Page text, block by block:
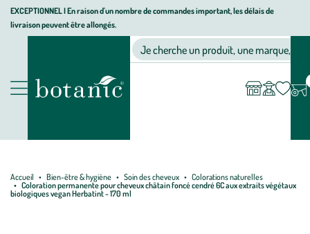
Aller
Aller
au
Aller
au
page
EXCEPTIONNEL I En raison d'un nombre de commandes important, les délais de
livraison peuvent être allongés.
Nos produits
Jardinerie écologique, animalerie, décoration, alimentation bio
Je cherche un produit, une marque, un
compte
Accueil Bien-être & hygiène Soin des cheveux
Colorations naturelles
Coloration permanente pour cheveux châtain foncé cendré 6C aux extraits végétaux
biologiques vegan Herbatint - 170 ml